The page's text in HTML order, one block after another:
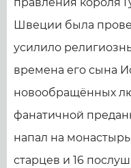
правления короля
Швеции была
усилило
времена его сына
новообращённых
фанатичной
напал на
старцев и 16